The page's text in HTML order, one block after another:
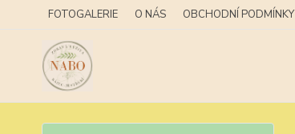
FOTOGALERIE O NÁS OBCHODNÍ PODMÍNKY